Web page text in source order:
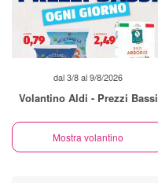
dal 3/8 al 9/8/2026
Volantino Aldi - Prezzi Bassi
Mostra volantino